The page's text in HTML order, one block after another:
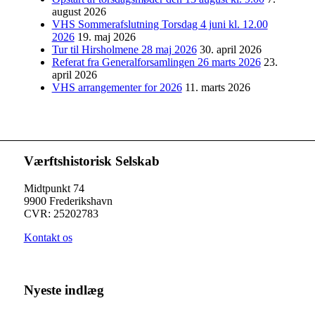
august 2026
VHS Sommerafslutning Torsdag 4 juni kl. 12.00
2026 19. maj 2026
Tur til Hirsholmene 28 maj 2026 30. april 2026
Referat fra Generalforsamlingen 26 marts 2026 23.
april 2026
VHS arrangementer for 2026 11. marts 2026
Værftshistorisk Selskab
Midtpunkt 74
9900 Frederikshavn
CVR: 25202783
Kontakt os
Nyeste indlæg